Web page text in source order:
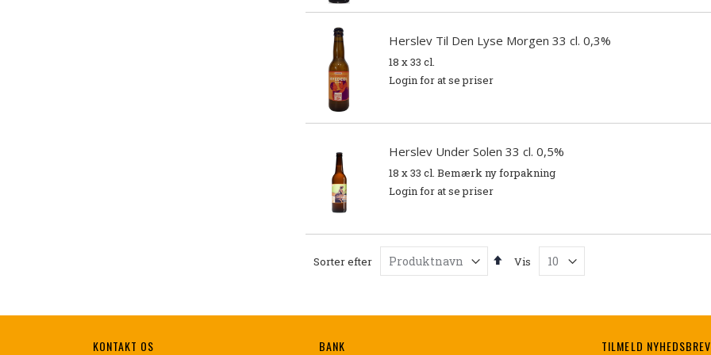
Herslev Til Den Lyse Morgen 33 cl. 0,3%
18 x 33 cl.
Login for at se priser
Herslev Under Solen 33 cl. 0,5%
18 x 33 cl. Bemærk ny forpakning
Login for at se priser
Sorter efter
Faldende
Vis
KONTAKT OS BANK TILMELD NYHEDSBREV